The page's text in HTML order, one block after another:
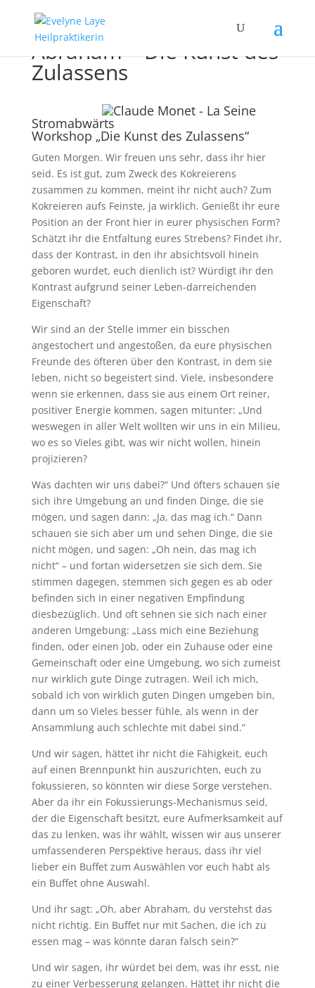
Abraham – Die Kunst des
Zulassens
Stromabwärts
Workshop „Die Kunst des Zulassens“
Guten Morgen. Wir freuen uns sehr, dass ihr hier
seid. Es ist gut, zum Zweck des Kokreierens
zusammen zu kommen, meint ihr nicht auch? Zum
Kokreieren aufs Feinste, ja wirklich. Genießt ihr eure
Position an der Front hier in eurer physischen Form?
Schätzt ihr die Entfaltung eures Strebens? Findet ihr,
dass der Kontrast, in den ihr absichtsvoll hinein
geboren wurdet, euch dienlich ist? Würdigt ihr den
Kontrast aufgrund seiner Leben-darreichenden
Eigenschaft?
Wir sind an der Stelle immer ein bisschen
angestochert und angestoßen, da eure physischen
Freunde des öfteren über den Kontrast, in dem sie
leben, nicht so begeistert sind. Viele, insbesondere
wenn sie erkennen, dass sie aus einem Ort reiner,
positiver Energie kommen, sagen mitunter: „Und
weswegen in aller Welt wollten wir uns in ein Milieu,
wo es so Vieles gibt, was wir nicht wollen, hinein
projizieren?
Was dachten wir uns dabei?“ Und öfters schauen sie
sich ihre Umgebung an und finden Dinge, die sie
mögen, und sagen dann: „Ja, das mag ich.“ Dann
schauen sie sich aber um und sehen Dinge, die sie
nicht mögen, und sagen: „Oh nein, das mag ich
nicht“ – und fortan widersetzen sie sich dem. Sie
stimmen dagegen, stemmen sich gegen es ab oder
befinden sich in einer negativen Empfindung
diesbezüglich. Und oft sehnen sie sich nach einer
anderen Umgebung: „Lass mich eine Beziehung
finden, oder einen Job, oder ein Zuhause oder eine
Gemeinschaft oder eine Umgebung, wo sich zumeist
nur wirklich gute Dinge zutragen. Weil ich mich,
sobald ich von wirklich guten Dingen umgeben bin,
dann um so Vieles besser fühle, als wenn in der
Ansammlung auch schlechte mit dabei sind.“
Und wir sagen, hättet ihr nicht die Fähigkeit, euch
auf einen Brennpunkt hin auszurichten, euch zu
fokussieren, so könnten wir diese Sorge verstehen.
Aber da ihr ein Fokussierungs-Mechanismus seid,
der die Eigenschaft besitzt, eure Aufmerksamkeit auf
das zu lenken, was ihr wählt, wissen wir aus unserer
umfassenderen Perspektive heraus, dass ihr viel
lieber ein Buffet zum Auswählen vor euch habt als
ein Buffet ohne Auswahl.
Und ihr sagt: „Oh, aber Abraham, du verstehst das
nicht richtig. Ein Buffet nur mit Sachen, die ich zu
essen mag – was könnte daran falsch sein?“
Und wir sagen, ihr würdet bei dem, was ihr esst, nie
zu einer Verbesserung gelangen. Hättet ihr nicht die